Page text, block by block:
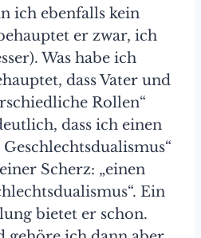
ich ebenfalls kein
er zwar, ich
Was habe ich
dass Vater und
Rollen“
dass ich einen
Scherz: „einen
Ein
bietet er schon.